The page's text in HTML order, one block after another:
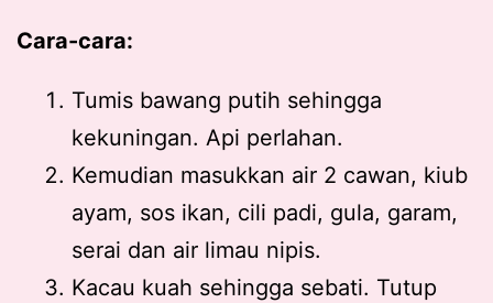
Cara-cara:
Tumis bawang putih sehingga
kekuningan. Api perlahan.
Kemudian masukkan air 2 cawan, kiub
ayam, sos ikan, cili padi, gula, garam,
serai dan air limau nipis.
Kacau kuah sehingga sebati. Tutup